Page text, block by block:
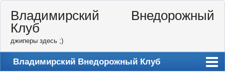
Владимирский Внедорожный
Клуб
джиперы здесь ;)
Владимирский Внедорожный Клуб